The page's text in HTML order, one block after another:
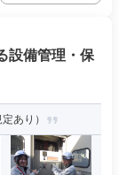
設備管理・保
あり）